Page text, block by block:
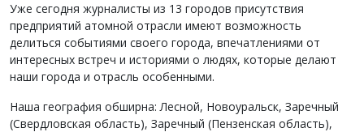
Уже сегодня журналисты из 13 городов присутствия
предприятий атомной отрасли имеют возможность
делиться событиями своего города, впечатлениями от
интересных встреч и историями о людях, которые делают
наши города и отрасль особенными.
Наша география обширна: Лесной, Новоуральск, Заречный
(Свердловская область), Заречный (Пензенская область),